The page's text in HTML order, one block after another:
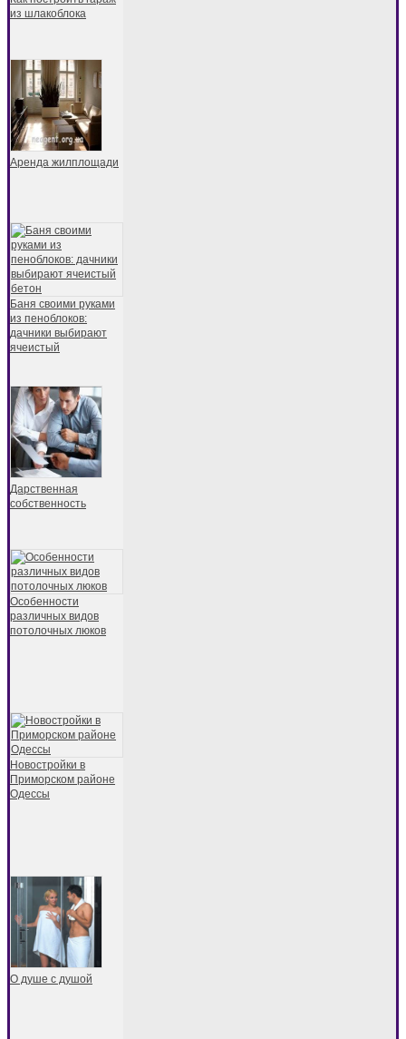
из шлакоблока
Аренда жилплощади
Баня своими руками
из пеноблоков:
дачники выбирают
ячеистый
Дарственная
собственность
Особенности
различных видов
потолочных люков
Новостройки в
Приморском районе
Одессы
О душе с душой